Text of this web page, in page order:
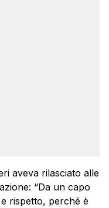
aveva rilasciato alle
“Da un capo
rispetto, perché è